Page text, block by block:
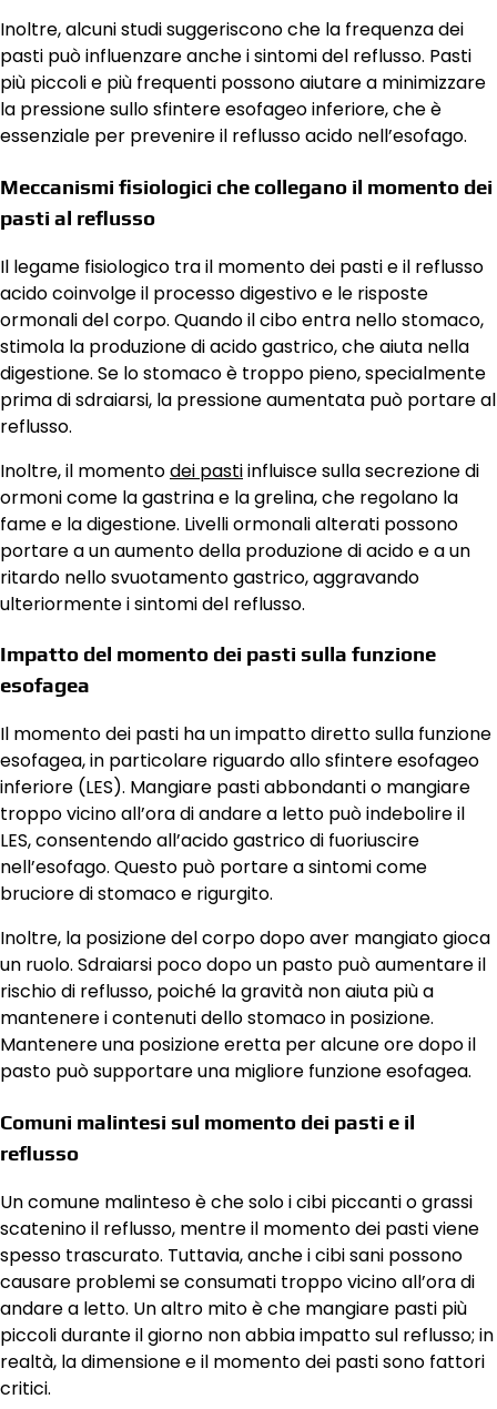
Inoltre, alcuni studi suggeriscono che la frequenza dei
pasti può influenzare anche i sintomi del reflusso. Pasti
più piccoli e più frequenti possono aiutare a minimizzare
la pressione sullo sfintere esofageo inferiore, che è
essenziale per prevenire il reflusso acido nell’esofago.
Meccanismi fisiologici che collegano il momento dei
pasti al reflusso
Il legame fisiologico tra il momento dei pasti e il reflusso
acido coinvolge il processo digestivo e le risposte
ormonali del corpo. Quando il cibo entra nello stomaco,
stimola la produzione di acido gastrico, che aiuta nella
digestione. Se lo stomaco è troppo pieno, specialmente
prima di sdraiarsi, la pressione aumentata può portare al
reflusso.
Inoltre, il momentodei pastiinfluisce sulla secrezione di
ormoni come la gastrina e la grelina, che regolano la
fame e la digestione. Livelli ormonali alterati possono
portare a un aumento della produzione di acido e a un
ritardo nello svuotamento gastrico, aggravando
ulteriormente i sintomi del reflusso.
Impatto del momento dei pasti sulla funzione
esofagea
Il momento dei pasti ha un impatto diretto sulla funzione
esofagea, in particolare riguardo allo sfintere esofageo
inferiore (LES). Mangiare pasti abbondanti o mangiare
troppo vicino all’ora di andare a letto può indebolire il
LES, consentendo all’acido gastrico di fuoriuscire
nell’esofago. Questo può portare a sintomi come
bruciore di stomaco e rigurgito.
Inoltre, la posizione del corpo dopo aver mangiato gioca
un ruolo. Sdraiarsi poco dopo un pasto può aumentare il
rischio di reflusso, poiché la gravità non aiuta più a
mantenere i contenuti dello stomaco in posizione.
Mantenere una posizione eretta per alcune ore dopo il
pasto può supportare una migliore funzione esofagea.
Comuni malintesi sul momento dei pasti e il
reflusso
Un comune malinteso è che solo i cibi piccanti o grassi
scatenino il reflusso, mentre il momento dei pasti viene
spesso trascurato. Tuttavia, anche i cibi sani possono
causare problemi se consumati troppo vicino all’ora di
andare a letto. Un altro mito è che mangiare pasti più
piccoli durante il giorno non abbia impatto sul reflusso; in
realtà, la dimensione e il momento dei pasti sono fattori
critici.